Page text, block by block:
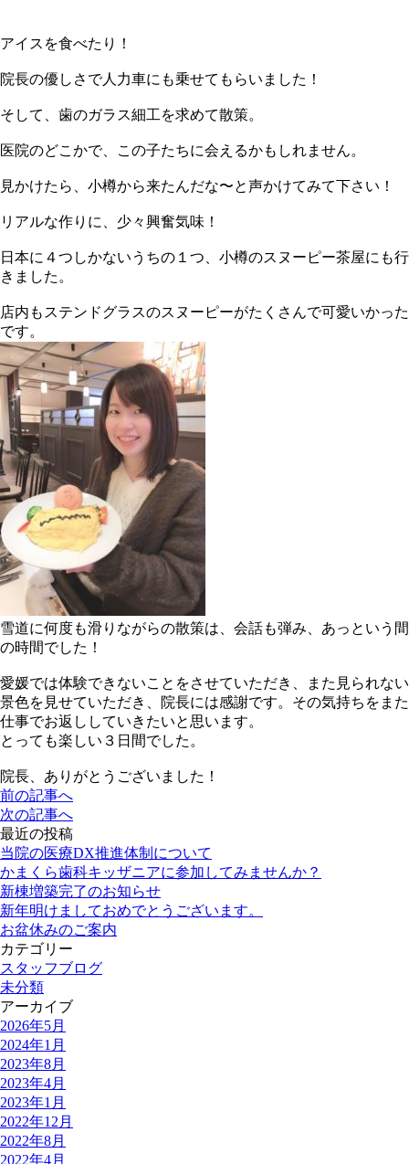
アイスを食べたり！
院長の優しさで人力車にも乗せてもらいました！
そして、歯のガラス細工を求めて散策。
医院のどこかで、この子たちに会えるかもしれません。
見かけたら、小樽から来たんだな〜と声かけてみて下さい！
リアルな作りに、少々興奮気味！
日本に４つしかないうちの１つ、小樽のスヌーピー茶屋にも行
きました。
店内もステンドグラスのスヌーピーがたくさんで可愛いかった
です。
雪道に何度も滑りながらの散策は、会話も弾み、あっという間
の時間でした！
愛媛では体験できないことをさせていただき、また見られない
景色を見せていただき、院長には感謝です。その気持ちをまた
仕事でお返ししていきたいと思います。
とっても楽しい３日間でした。
院長、ありがとうございました！
前の記事へ
次の記事へ
最近の投稿
当院の医療DX推進体制について
かまくら歯科キッザニアに参加してみませんか？
新棟増築完了のお知らせ
新年明けましておめでとうございます。
お盆休みのご案内
カテゴリー
スタッフブログ
未分類
アーカイブ
2026年5月
2024年1月
2023年8月
2023年4月
2023年1月
2022年12月
2022年8月
2022年4月